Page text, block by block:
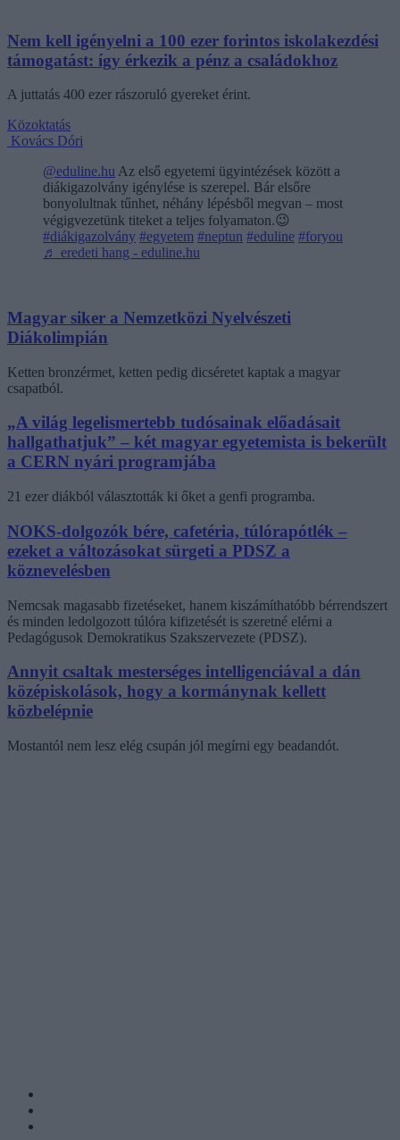
Nem kell igényelni a 100 ezer forintos iskolakezdési
támogatást: így érkezik a pénz a családokhoz
A juttatás 400 ezer rászoruló gyereket érint.
Közoktatás
Kovács Dóri
@eduline.hu Az első egyetemi ügyintézések között a
diákigazolvány igénylése is szerepel. Bár elsőre
bonyolultnak tűnhet, néhány lépésből megvan – most
végigvezetünk titeket a teljes folyamaton.😉
#diákigazolvány #egyetem #neptun #eduline #foryou
♬ eredeti hang - eduline.hu
Magyar siker a Nemzetközi Nyelvészeti
Diákolimpián
Ketten bronzérmet, ketten pedig dicséretet kaptak a magyar
csapatból.
„A világ legelismertebb tudósainak előadásait
hallgathatjuk” – két magyar egyetemista is bekerült
a CERN nyári programjába
21 ezer diákból választották ki őket a genfi programba.
NOKS-dolgozók bére, cafetéria, túlórapótlék –
ezeket a változásokat sürgeti a PDSZ a
köznevelésben
Nemcsak magasabb fizetéseket, hanem kiszámíthatóbb bérrendszert
és minden ledolgozott túlóra kifizetését is szeretné elérni a
Pedagógusok Demokratikus Szakszervezete (PDSZ).
Annyit csaltak mesterséges intelligenciával a dán
középiskolások, hogy a kormánynak kellett
közbelépnie
Mostantól nem lesz elég csupán jól megírni egy beadandót.